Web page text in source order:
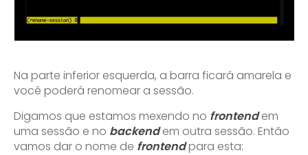
Na parte inferior esquerda, a barra ficará amarela e
você poderá renomear a sessão.
Digamos que estamos mexendo no frontendem
uma sessão e no backendem outra sessão. Então
vamos dar o nome de frontendpara esta: